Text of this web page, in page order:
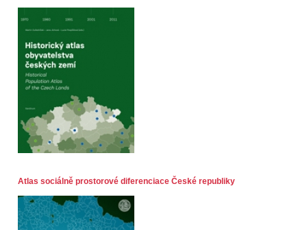
Atlas sociálně prostorové diferenciace České republiky